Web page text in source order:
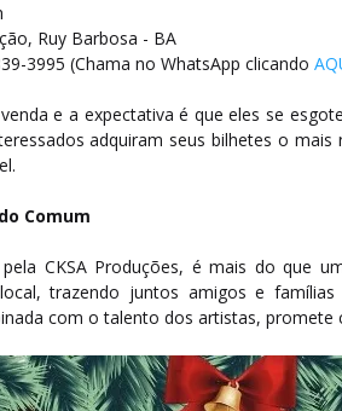
Ruy Barbosa - BA
3995 (Chama no WhatsApp clicando
e a expectativa é que eles se
adquiram seus bilhetes o mais
Comum
CKSA Produções, é mais do que
trazendo juntos amigos e famílias
com o talento dos artistas, promete